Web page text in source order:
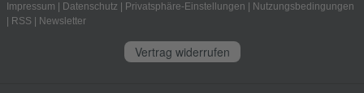
Impressum Datenschutz Privatsphäre-Einstellungen
Nutzungsbedingungen
RSS Newsletter
Vertrag widerrufen